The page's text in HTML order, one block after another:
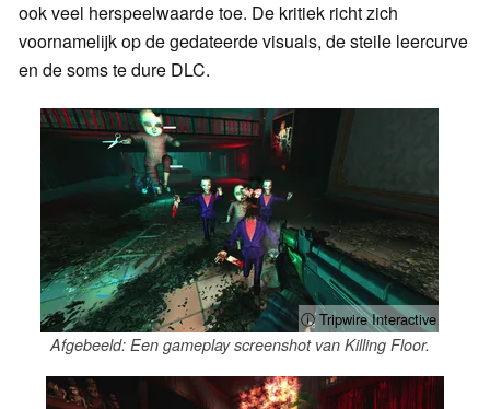
ook veel herspeelwaarde toe. De kritiek richt zich
voornamelijk op de gedateerde visuals, de steile leercurve
en de soms te dure DLC.
ⓘ Tripwire Interactive
Afgebeeld: Een gameplay screenshot van Killing Floor.